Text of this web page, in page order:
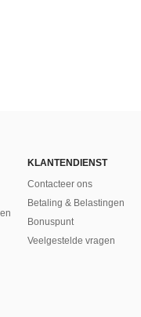
KLANTENDIENST
Contacteer ons
Betaling & Belastingen
Bonuspunt
Veelgestelde vragen